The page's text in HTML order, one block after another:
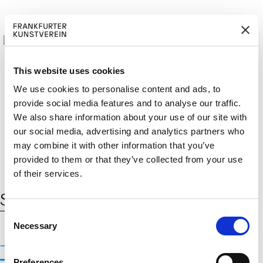
This website uses cookies
We use cookies to personalise content and ads, to
provide social media features and to analyse our traffic.
We also share information about your use of our site with
our social media, advertising and analytics partners who
may combine it with other information that you’ve
provided to them or that they’ve collected from your use
of their services.
C
Necessary
M
ITGLIED W
ERD
EN
Cerca: DE
Schlagwort:Thomas Demand
Thomas Demand